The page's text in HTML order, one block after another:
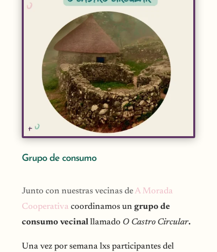
Grupo de consumo
Junto con nuestras vecinas deA Morada
Cooperativa coordinamos un grupo de
consumo vecinal llamado O Castro Circular.
Una vez por semana lxs participantes del